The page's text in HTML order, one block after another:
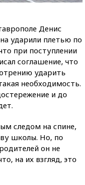
Денис
ударили плетью по
при поступлении
соглашение, что
ударить
необходимость.
и до
следом на спине,
школы. Но, по
он не
на их взгляд, это